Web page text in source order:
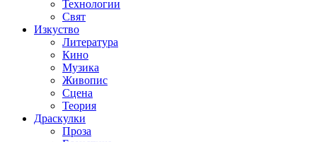
Технологии
Свят
Изкуство
Литература
Кино
Музика
Живопис
Сцена
Теория
Драскулки
Проза